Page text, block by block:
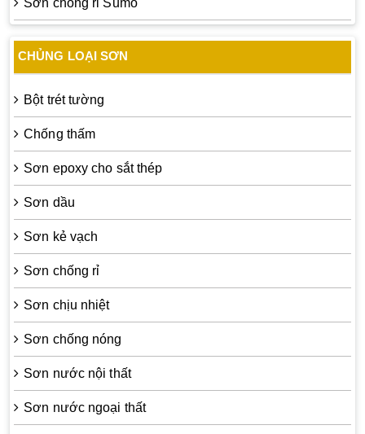
Sơn chống rỉ Sumo
CHỦNG LOẠI SƠN
Bột trét tường
Chống thấm
Sơn epoxy cho sắt thép
Sơn dầu
Sơn kẻ vạch
Sơn chống rỉ
Sơn chịu nhiệt
Sơn chống nóng
Sơn nước nội thất
Sơn nước ngoại thất